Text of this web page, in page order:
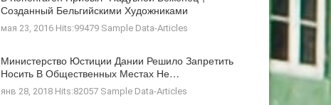
Созданный Бельгийскими Художниками
мая 23, 2016 Hits:99479 Sample Data-Articles
Министерство Юстиции Дании Решило Запретить
Носить В Общественных Местах Не…
янв 28, 2018 Hits:82057 Sample Data-Articles